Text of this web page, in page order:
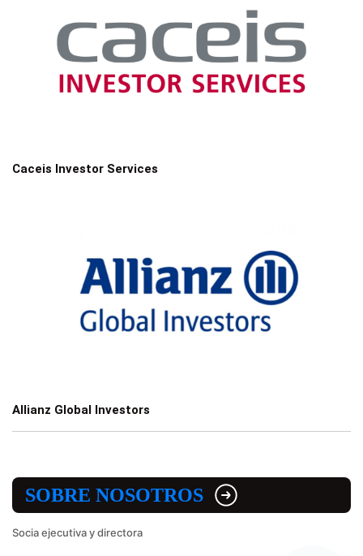
Caceis Investor Services
Allianz Global Investors
SOBRE NOSOTROS
Socia ejecutiva y directora